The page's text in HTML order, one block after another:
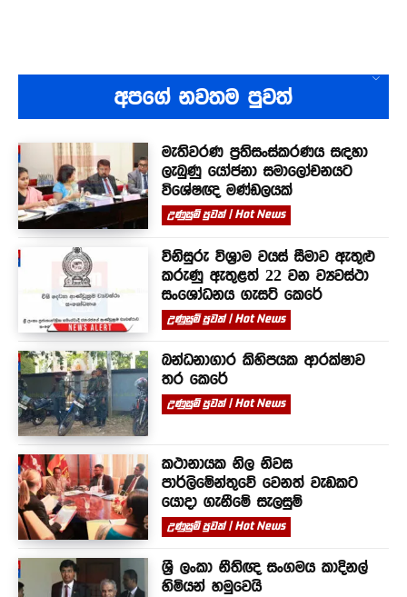
අපගේ නවතම පුවත්
මැතිවරණ ප්‍රතිසංස්කරණය සඳහා
ලැබුණු යෝජනා සමාලෝචනයට
විශේෂඥ මණ්ඩලයක්
උණුසුම් පුවත් | Hot News
විනිසුරු විශ්‍රාම වයස් සීමාව ඇතුළු
කරුණු ඇතුළත් 22 වන ව්‍යවස්ථා
සංශෝධනය ගැසට් කෙරේ
උණුසුම් පුවත් | Hot News
බන්ධනාගාර කිහිපයක ආරක්ෂාව
තර කෙරේ
උණුසුම් පුවත් | Hot News
කථානායක නිල නිවස
පාර්ලිමේන්තුවේ වෙනත් වැඩකට
යොදා ගැනීමේ සැලසුම්
උණුසුම් පුවත් | Hot News
ශ්‍රී ලංකා නීතිඥ සංගමය කාදිනල්
හිමියන් හමුවෙයි